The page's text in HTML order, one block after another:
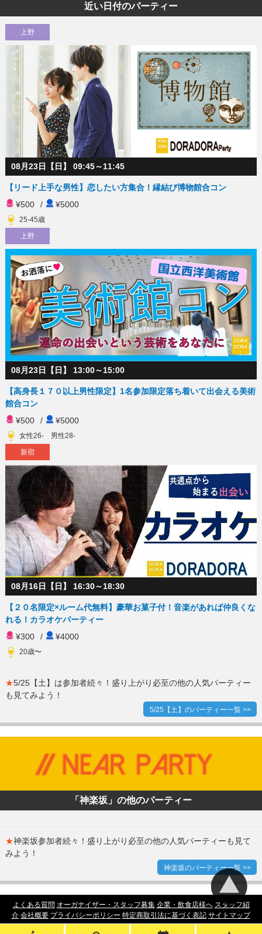
近い日付のパーティー
上野
08月23日【日】 09:45～11:45
【リード上手な男性】恋したい方集合！縁結び博物館合コン
¥500
/ ¥5000
25-45歳
上野
08月23日【日】 13:00～15:00
【高身長１７０以上男性限定】1名参加限定落ち着いて出会える美術
館合コン
¥500
/ ¥5000
女性26- 男性28-
新宿
08月16日【日】 16:30～18:30
【２０名限定×ルーム代無料】豪華お菓子付！音楽があれば仲良くな
れる！カラオケパーティー
¥300
/ ¥4000
20歳〜
★5/25【土】は参加者続々！盛り上がり必至の他の人気パーティー
も見てみよう！
5/25【土】のパーティー一覧 >>
「神楽坂」の他のパーティー
★神楽坂参加者続々！盛り上がり必至の他の人気パーティーも見て
みよう！
神楽坂のパーティー一覧 >>
よくある質問 オーガナイザー・スタッフ募集 企業・飲食店様へ スタッフ紹
介 会社概要 プライバシーポリシー 特定商取引法に基づく表記 サイトマップ